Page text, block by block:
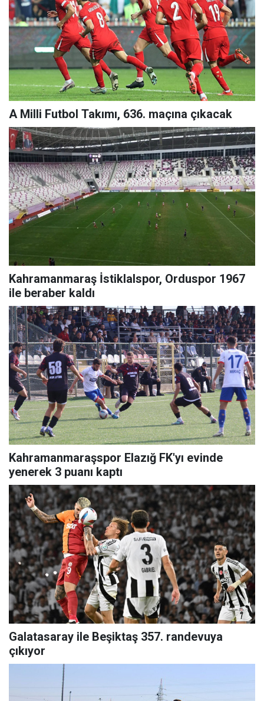
A Milli Futbol Takımı, 636. maçına çıkacak
Kahramanmaraş İstiklalspor, Orduspor 1967
ile beraber kaldı
Kahramanmaraşspor Elazığ FK'yı evinde
yenerek 3 puanı kaptı
Galatasaray ile Beşiktaş 357. randevuya
çıkıyor